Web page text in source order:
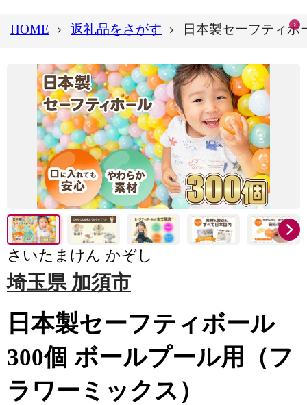
HOME 返礼品をさがす 日本製セーフティボ
さいたまけん かぞし
埼玉県 加須市
日本製セーフティボール
300個 ボールプール用（フ
ラワーミックス）